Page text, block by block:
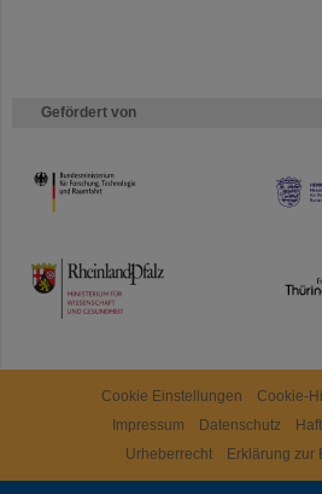
Gefördert von
HMWK
TMWWDG
Cookie Einstellungen Cookie-
Impressum
Datenschutz
Urheberrecht
Erklärung zur